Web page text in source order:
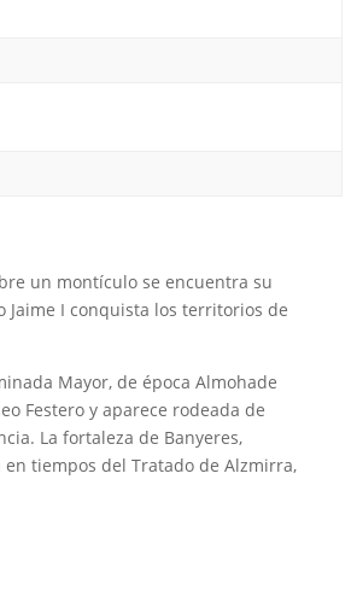
un montículo se encuentra su
I conquista los territorios de
Mayor, de época Almohade
Festero y aparece rodeada de
La fortaleza de Banyeres,
tiempos del Tratado de Alzmirra,